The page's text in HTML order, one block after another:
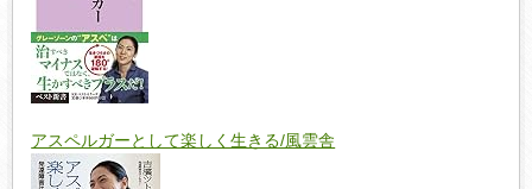
アスペルガーとして楽しく生きる/風雲舎